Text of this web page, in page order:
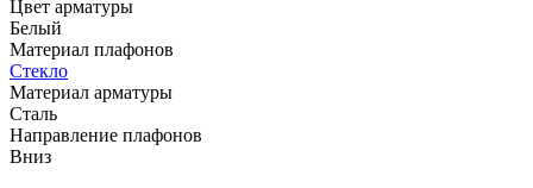
Цвет арматуры
Белый
Материал плафонов
Стекло
Материал арматуры
Сталь
Направление плафонов
Вниз